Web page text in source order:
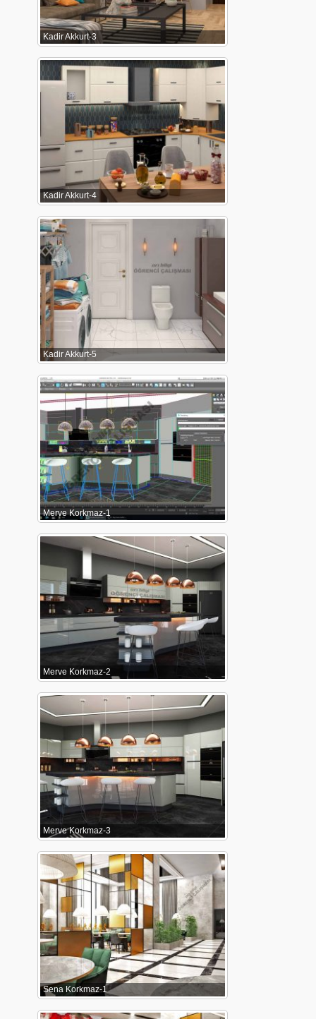
Kadir Akkurt-3
Kadir Akkurt-4
Kadir Akkurt-5
Merve Korkmaz-1
Merve Korkmaz-2
Merve Korkmaz-3
Sena Korkmaz-1